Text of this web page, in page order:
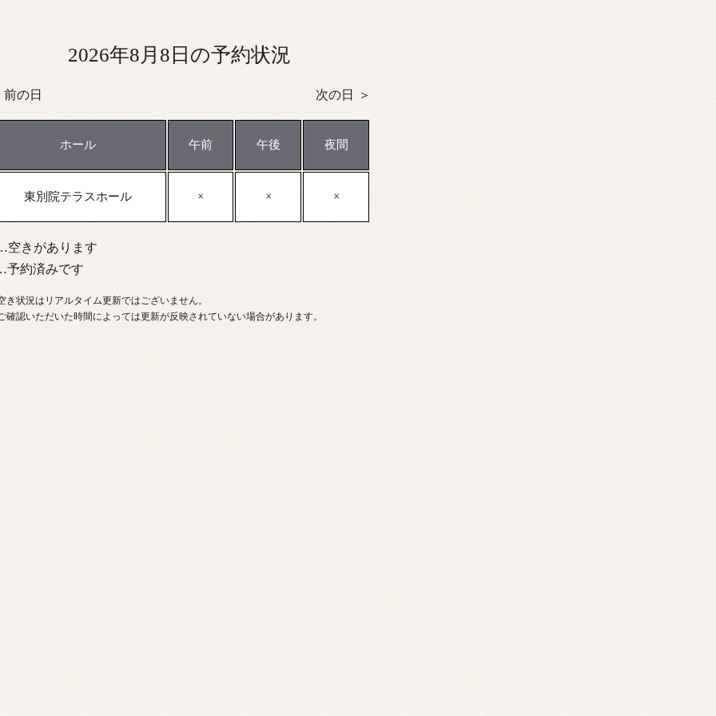
2026年8月8日の予約状況
前の日 次の日
ホール 午前 午後 夜間
東別院テラスホール
空きがあります
約済みです
き状況はリアルタイム更新ではございません。
確認いただいた時間によっては更新が反映されていない場合があります。